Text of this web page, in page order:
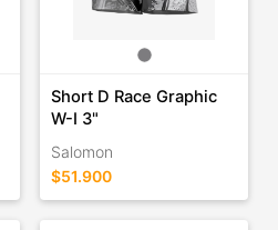
Short D Race Graphic
W-I 3"
Salomon
$51.900